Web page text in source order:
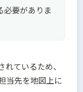
必要がありま
ているため、
当先を地図上に